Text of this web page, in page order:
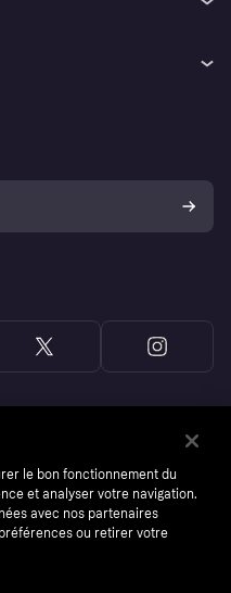
le bon fonctionnement du
et analyser votre navigation.
avec nos partenaires
ou retirer votre